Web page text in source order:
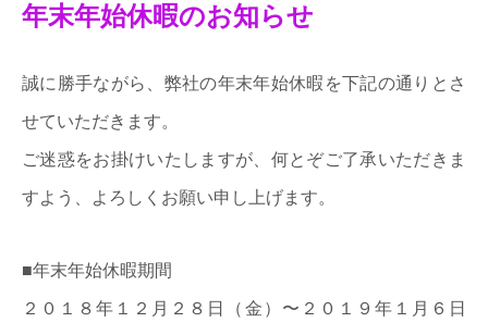
年末年始休暇のお知らせ
誠に勝手ながら、弊社の年末年始休暇を下記の通りとさ
せていただきます。
ご迷惑をお掛けいたしますが、何とぞご了承いただきま
すよう、よろしくお願い申し上げます。
■年末年始休暇期間
２０１８年１２月２８日（金）〜２０１９年１月６日